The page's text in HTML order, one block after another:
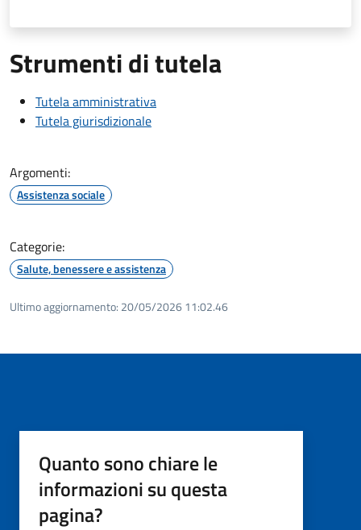
Strumenti di tutela
Tutela amministrativa
Tutela giurisdizionale
Argomenti:
Assistenza sociale
Categorie:
Salute, benessere e assistenza
Ultimo aggiornamento: 20/05/2026 11:02.46
Quanto sono chiare le
informazioni su questa
pagina?